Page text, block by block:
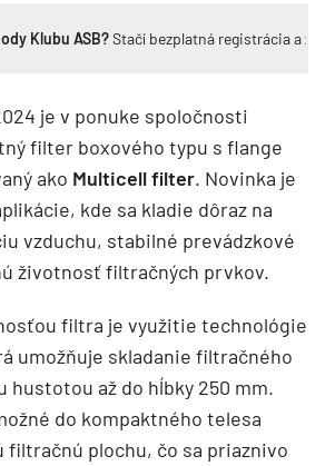
Klubu ASB?Stačí bezplatná registrácia a
je v ponuke spoločnosti
filter boxového typu s flange
ako Multicell filter. Novinka je
kde sa kladie dôraz na
vzduchu, stabilné prevádzkové
životnosť filtračných prvkov.
filtra je využitie technológie
umožňuje skladanie filtračného
hustotou až do hĺbky 250 mm.
do kompaktného telesa
plochu, čo sa priaznivo